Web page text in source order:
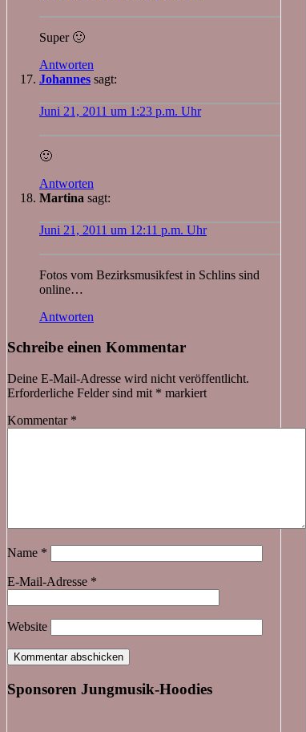
Super 🙂
Antworten
Johannes sagt:
Juni 21, 2011 um 1:23 p.m. Uhr
🙂
Antworten
Martina sagt:
Juni 21, 2011 um 12:11 p.m. Uhr
Fotos vom Bezirksmusikfest in Schlins sind
online…
Antworten
Schreibe einen Kommentar
Deine E-Mail-Adresse wird nicht veröffentlicht.
Erforderliche Felder sind mit * markiert
Kommentar *
Name *
E-Mail-Adresse *
Website
Sponsoren Jungmusik-Hoodies